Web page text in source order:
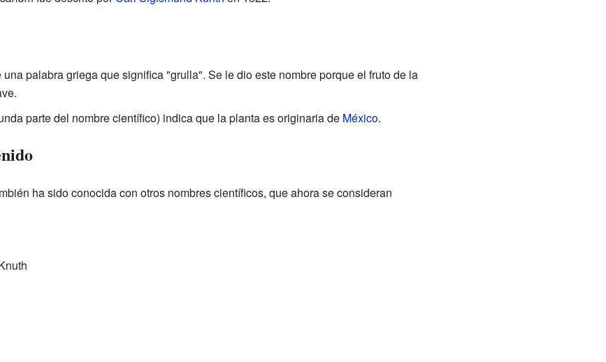
palabra griega que significa "grulla". Se le dio este nombre porque el fruto de la
parte del nombre científico) indica que la planta es originaria de México.
ha sido conocida con otros nombres científicos, que ahora se consideran